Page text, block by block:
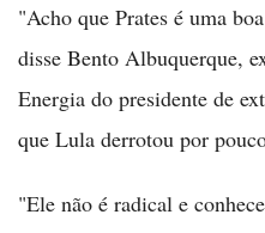
"Acho que Prates é uma
disse Bento Albuquerque,
Energia do presidente de
que Lula derrotou por
"Ele não é radical e